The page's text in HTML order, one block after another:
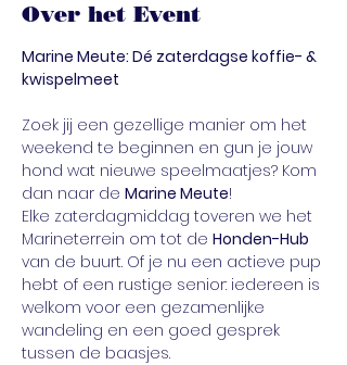
Over het Event
Marine Meute: Dé zaterdagse koffie- &
kwispelmeet
Zoek jij een gezellige manier om het
weekend te beginnen en gun je jouw
hond wat nieuwe speelmaatjes? Kom
dan naar de Marine Meute!
Elke zaterdagmiddag toveren we het
Marineterrein om tot de Honden-Hub
van de buurt. Of je nu een actieve pup
hebt of een rustige senior: iedereen is
welkom voor een gezamenlijke
wandeling en een goed gesprek
tussen de baasjes.